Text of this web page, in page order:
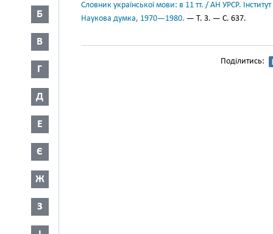
Б
В
Г
Д
Е
Є
Ж
З
Словник української мови: в 11 тт. / АН УРСР.
Наукова думка, 1970—1980. — Т. 3. — С. 637.
Поділитись: